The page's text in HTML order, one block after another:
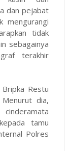
dan pejabat
mengurangi
tidak
sebagainya
terakhir
Restu
dia,
tamu
Polres